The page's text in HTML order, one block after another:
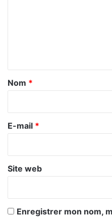
a
r
e
Nom *
E-mail *
Site web
Enregistrer mon nom,